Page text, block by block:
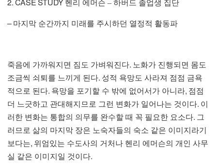
2. CASE STUDY 헨리 에머슨– 하버드 졸업생 집단
– 마지막 순간까지 미래를 주시하던 열정적 활동파
죽음에 가까워지면 짐도 가벼워진다. 노화가 진행되면 몸도
조금씩 쇠퇴를 느끼게 된다. 성적 욕망도 사라져 점점 금욕
적으로 된다. 욕망을 포기할 수 밖에 없어서가 아니라, 점점
더 느긋하고 관대해지므로 그런 변화가 일어나는 것이다. 이
러한 변화는 통합의 의무를 완수할 때 꼭 필요한 요소다. 그
러므로 삶의 마지막 장은 노숙자들의 숙소 같은 이미지라기
보다는, 위엄있는 수도사의 거처나 헨리 에머슨의 개인 사무
실 같은 이미지일 것이다.